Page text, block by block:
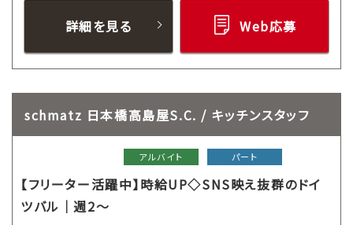
詳細を見る Web応募
schmatz 日本橋高島屋S.C. / キッチンスタッフ
アルバイト パート
【フリーター活躍中】時給UP◇SNS映え抜群のドイ
ツバル｜週2～